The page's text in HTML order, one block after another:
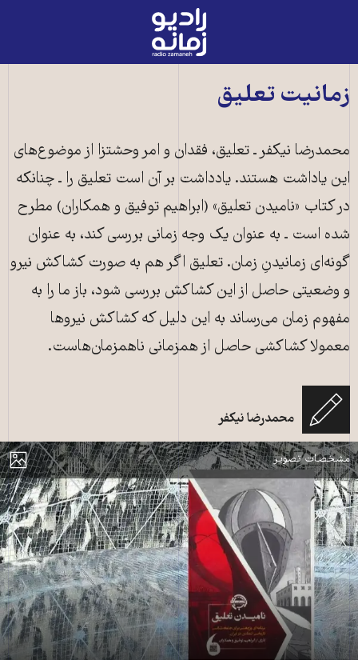
رادیو
زمانه
زمانیت تعلیق
محمدرضا نیکفر ـ تعلیق، فقدان و امر وحشتزا از موضوع‌های
این یاداشت هستند. یادداشت بر آن است تعلیق را ـ چنانکه
در کتاب «نامیدن تعلیق» (ابراهیم توفیق و همکاران) مطرح
شده است ـ به عنوان یک وجه زمانی بررسی کند، به عنوان
گونه‌ای زمانیدنِ زمان. تعلیق اگر هم به صورت کشاکش نیرو
و وضعیتی حاصل از این کشاکش بررسی شود، باز ما را به
مفهوم زمان می‌رساند به این دلیل که کشاکش نیروها
معمولا کشاکشی حاصل از همزمانی ناهمزمان‌هاست.
محمدرضا نیکفر
نمایش
مشخصات تصویر
ابراهیم توفیق و همکاران: نامیدن تعلیق.